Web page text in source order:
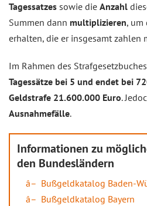
Tagessatzes sowie die Anzahl
Summen dann multiplizieren, um
erhalten, die er insgesamt zahlen
Im Rahmen des
Tagessätze bei 5 und endet bei
Geldstrafe 21.600.000 Euro.
Ausnahmefälle.
Informationen zu
den Bundesländern
Bußgeldkatalog Baden-
Bußgeldkatalog Bayern